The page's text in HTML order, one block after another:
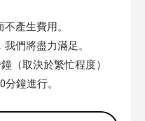
產生費用。
們將盡力滿足。
（取決於繁忙程度）
鐘進行。